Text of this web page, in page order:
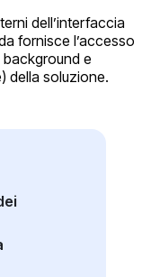
dell’interfaccia
fornisce l’accesso
e
della soluzione.